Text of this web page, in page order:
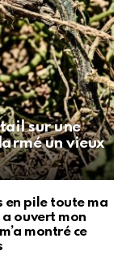
sur une
un vieux
en pile toute ma
a ouvert mon
montré ce